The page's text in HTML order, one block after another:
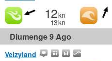
12kn
13kn
Diumenge 9 Ago
Velzyland